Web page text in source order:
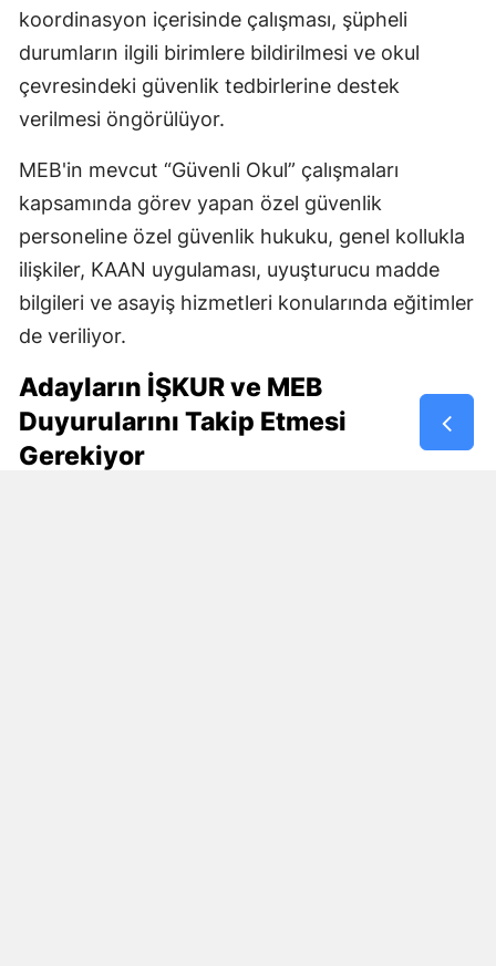
koordinasyon içerisinde çalışması, şüpheli
durumların ilgili birimlere bildirilmesi ve okul
çevresindeki güvenlik tedbirlerine destek
verilmesi öngörülüyor.
MEB'in mevcut “Güvenli Okul” çalışmaları
kapsamında görev yapan özel güvenlik
personeline özel güvenlik hukuku, genel kollukla
ilişkiler, KAAN uygulaması, uyuşturucu madde
bilgileri ve asayiş hizmetleri konularında eğitimler
de veriliyor.
Adayların İŞKUR ve MEB
Duyurularını Takip Etmesi
Gerekiyor